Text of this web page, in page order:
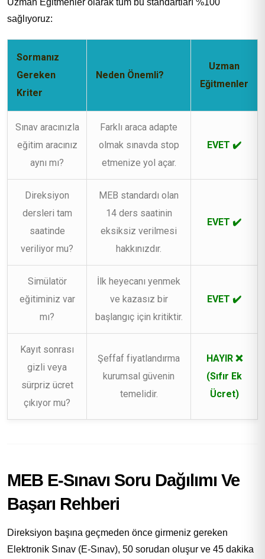
Uzman Eğitmenler olarak tüm bu standartları %100
sağlıyoruz:
Sormanız
Gereken
Kriter
Neden Önemli?
Uzman
Eğitmenler
Sınav aracınızla
eğitim aracınız
aynı mı?
Farklı araca adapte
olmak sınavda stop
etmenize yol açar.
EVET ✔️
Direksiyon
dersleri tam
saatinde
veriliyor mu?
MEB standardı olan
14 ders saatinin
eksiksiz verilmesi
hakkınızdır.
EVET ✔️
Simülatör
eğitiminiz var
mı?
İlk heyecanı yenmek
ve kazasız bir
başlangıç için kritiktir.
EVET ✔️
Kayıt sonrası
gizli veya
sürpriz ücret
çıkıyor mu?
Şeffaf fiyatlandırma
kurumsal güvenin
temelidir.
HAYIR ❌
(Sıfır Ek
Ücret)
MEB E-Sınavı Soru Dağılımı Ve
Başarı Rehberi
Direksiyon başına geçmeden önce girmeniz gereken
Elektronik Sınav (E-Sınav), 50 sorudan oluşur ve 45 dakika